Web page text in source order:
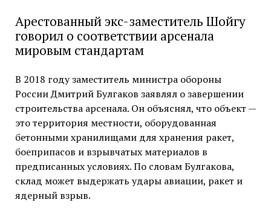
Арестованный экс-заместитель Шойгу
говорил о соответствии арсенала
мировым стандартам
В 2018 году заместитель министра обороны
России Дмитрий Булгаков заявлял о завершении
строительства арсенала. Он объяснял, что объект —
это территория местности, оборудованная
бетонными хранилищами для хранения ракет,
боеприпасов и взрывчатых материалов в
предписанных условиях. По словам Булгакова,
склад может выдержать удары авиации, ракет и
ядерный взрыв.